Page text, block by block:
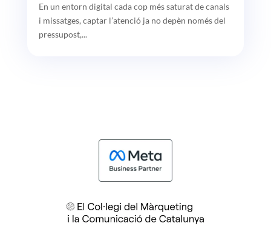
En un entorn digital cada cop més saturat de canals
i missatges, captar l’atenció ja no depèn només del
pressupost,...